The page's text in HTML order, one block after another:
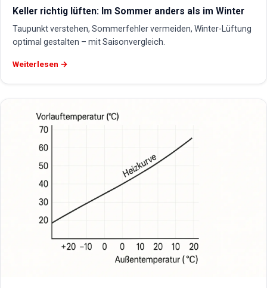
Keller richtig lüften: Im Sommer anders als im Winter
Taupunkt verstehen, Sommerfehler vermeiden, Winter-Lüftung
optimal gestalten – mit Saisonvergleich.
Weiterlesen →